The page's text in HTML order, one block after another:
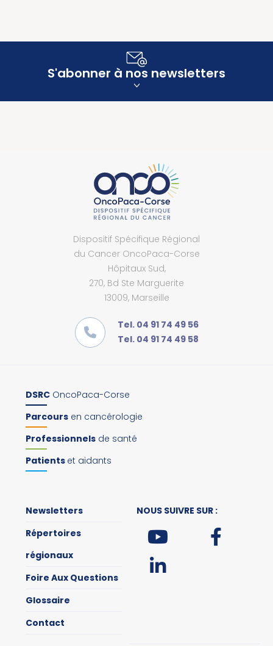
S'abonner à nos newsletters
Dispositif Spécifique Régional
du Cancer OncoPaca-Corse
Hôpitaux Sud,
270, Bd Ste Marguerite
13009, Marseille
Tel. 04 91 74 49 56
Tel. 04 91 74 49 58
DSRC OncoPaca-Corse
Parcours en cancérologie
Professionnels de santé
Patients et aidants
Newsletters
Répertoires
régionaux
Foire Aux Questions
Glossaire
Contact
NOUS SUIVRE SUR :